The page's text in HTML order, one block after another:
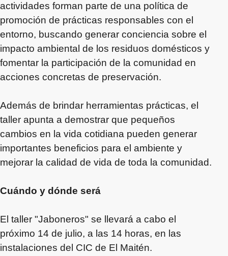
actividades forman parte de una política de
promoción de prácticas responsables con el
entorno, buscando generar conciencia sobre el
impacto ambiental de los residuos domésticos y
fomentar la participación de la comunidad en
acciones concretas de preservación.
Además de brindar herramientas prácticas, el
taller apunta a demostrar que pequeños
cambios en la vida cotidiana pueden generar
importantes beneficios para el ambiente y
mejorar la calidad de vida de toda la comunidad.
Cuándo y dónde será
El taller "Jaboneros" se llevará a cabo el
próximo 14 de julio, a las 14 horas, en las
instalaciones del CIC de El Maitén.